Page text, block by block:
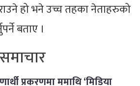
हो भने उच्च तहका नेताहरुको
बताए ।
प्रकरणमा ममाथि ‘मिडिया